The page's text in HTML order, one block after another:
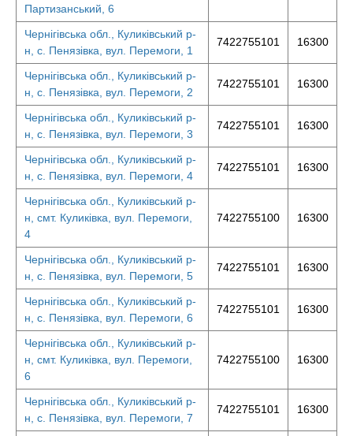
Партизанський, 6
Чернігівська обл., Куликівський р-
н, с. Пенязівка, вул. Перемоги, 1
7422755101 16300
Чернігівська обл., Куликівський р-
н, с. Пенязівка, вул. Перемоги, 2
7422755101 16300
Чернігівська обл., Куликівський р-
н, с. Пенязівка, вул. Перемоги, 3
7422755101 16300
Чернігівська обл., Куликівський р-
н, с. Пенязівка, вул. Перемоги, 4
7422755101 16300
Чернігівська обл., Куликівський р-
н, смт. Куликівка, вул. Перемоги,
4
7422755100 16300
Чернігівська обл., Куликівський р-
н, с. Пенязівка, вул. Перемоги, 5
7422755101 16300
Чернігівська обл., Куликівський р-
н, с. Пенязівка, вул. Перемоги, 6
7422755101 16300
Чернігівська обл., Куликівський р-
н, смт. Куликівка, вул. Перемоги,
6
7422755100 16300
Чернігівська обл., Куликівський р-
н, с. Пенязівка, вул. Перемоги, 7
7422755101 16300